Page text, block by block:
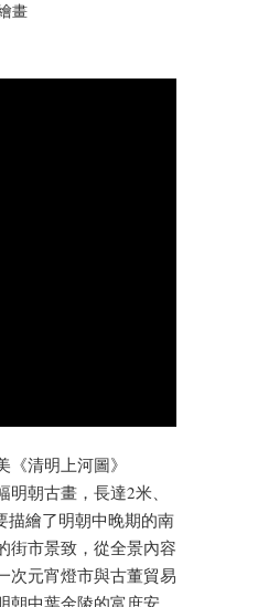
畫
《清明上河圖》
明朝古畫，長達2米、
描繪了明朝中晚期的南
街市景致，從全景內容
次元宵燈市與古董貿易
朝中葉金陵的富庶安